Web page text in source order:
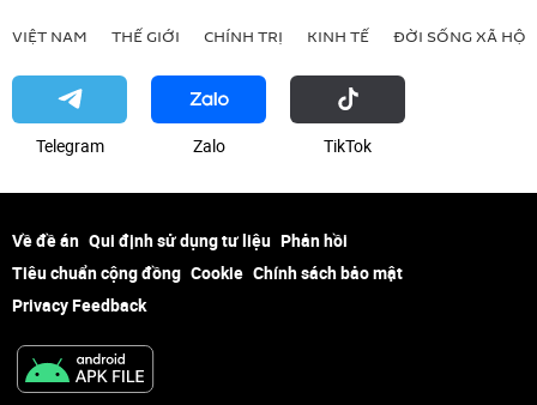
VIỆT NAM THẾ GIỚI CHÍNH TRỊ KINH TẾ ĐỜI SỐNG XÃ HỘI
Telegram Zalo ТikТоk
Về đề án Qui định sử dụng tư liệu Phản hồi
Tiêu chuẩn cộng đồng Cookie Chính sách bảo mật
Privacy Feedback